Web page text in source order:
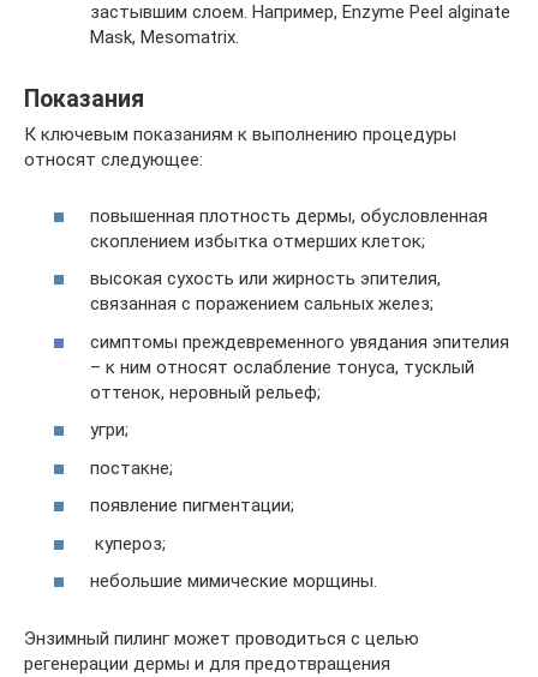
застывшим слоем. Например, Enzyme Peel alginate
Mask, Mesomatrix.
Показания
К ключевым показаниям к выполнению процедуры
относят следующее:
повышенная плотность дермы, обусловленная
скоплением избытка отмерших клеток;
высокая сухость или жирность эпителия,
связанная с поражением сальных желез;
симптомы преждевременного увядания эпителия
– к ним относят ослабление тонуса, тусклый
оттенок, неровный рельеф;
угри;
постакне;
появление пигментации;
купероз;
небольшие мимические морщины.
Энзимный пилинг может проводиться с целью
регенерации дермы и для предотвращения